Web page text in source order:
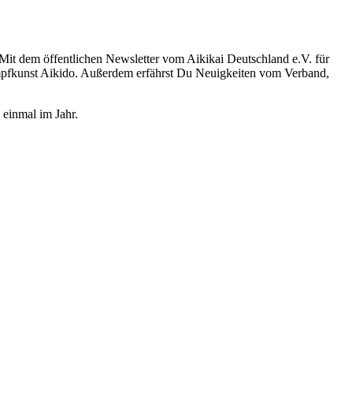
dem öffentlichen Newsletter vom Aikikai Deutschland e.V. für
Aikido. Außerdem erfährst Du Neuigkeiten vom Verband,
im Jahr.